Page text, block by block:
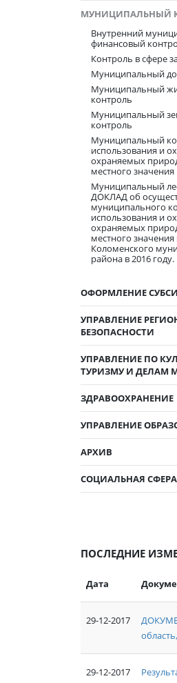
МУНИЦИПАЛЬНЫЙ
Внутренний
финансовый
Контроль в сфере
Муниципальный
Муниципальный
контроль
Муниципальный
контроль
Муниципальный
использования и
охраняемых
местного значения
Муниципальный
ДОКЛАД об
муниципального
использования и
охраняемых
местного
Коломенского
района в 2016 году.
ОФОРМЛЕНИЕ
УПРАВЛЕНИЕ
БЕЗОПАСНОСТИ
УПРАВЛЕНИЕ ПО
ТУРИЗМУ И ДЕЛАМ
ЗДРАВООХРАНЕНИЕ
УПРАВЛЕНИЕ
АРХИВ
СОЦИАЛЬНАЯ СФЕРА
ПОСЛЕДНИЕ
Дата
29-12-2017
29-12-2017